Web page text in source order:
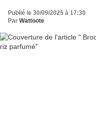
Publié le 30/09/2025 à 17:30
Par Wattoote